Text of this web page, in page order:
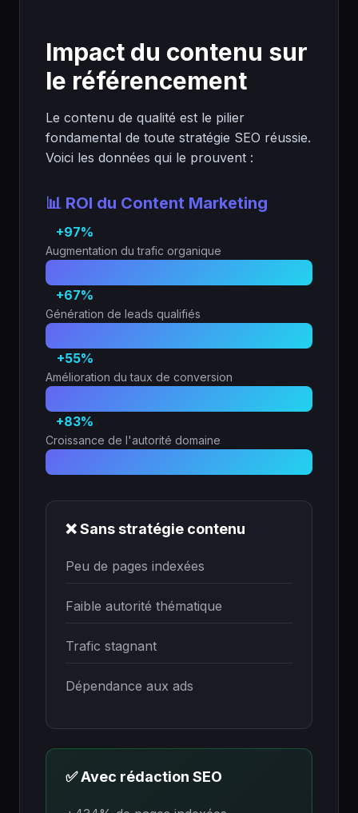
Impact du contenu sur
le référencement
Le contenu de qualité est le pilier
fondamental de toute stratégie SEO réussie.
Voici les données qui le prouvent :
📊 ROI du Content Marketing
Augmentation du trafic organique
+97%
Génération de leads qualifiés
+67%
Amélioration du taux de conversion
+55%
Croissance de l'autorité domaine
+83%
❌ Sans stratégie contenu
Peu de pages indexées
Faible autorité thématique
Trafic stagnant
Dépendance aux ads
✅ Avec rédaction SEO